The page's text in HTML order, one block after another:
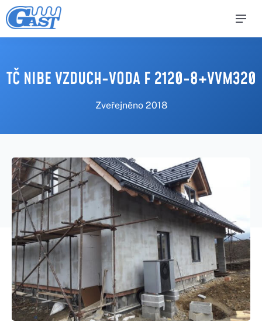
TČ NIBE VZDUCH-VODA F 2120-8+VVM320
Zveřejněno 2018